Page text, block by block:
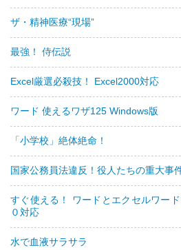
ザ・精神医療“現場”
最強！ 侍伝説
Excel厳選必殺技！ Excel2000対応
ワード 使えるワザ125 Windows版
「小学校」絶体絶命！
国家公務員法違反！役人たちの重大事
すぐ使える！ ワードとエクセルワー
０対応
水で血液サラサラ